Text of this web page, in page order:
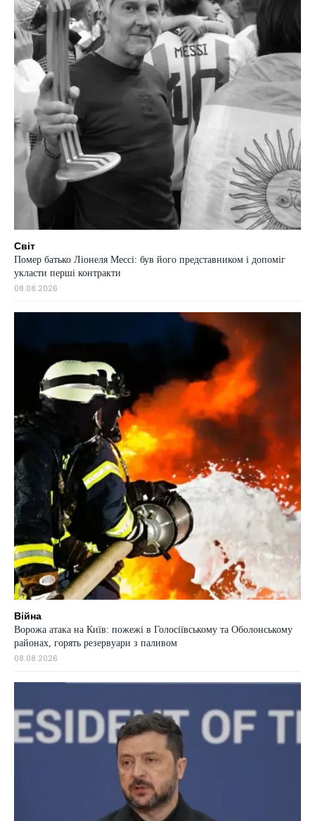
Світ
Помер батько Ліонеля Мессі: був його представником і допоміг
укласти перші контракти
08.08.2026
Війна
Ворожа атака на Київ: пожежі в Голосіївському та Оболонському
районах, горять резервуари з паливом
08.08.2026